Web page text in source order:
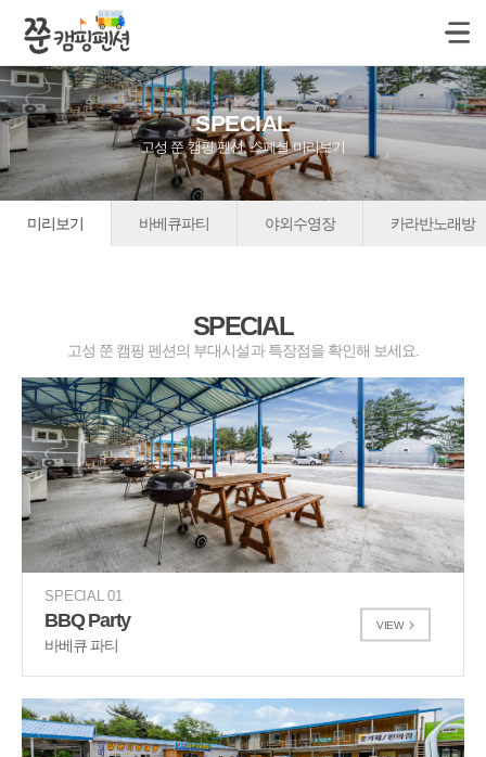
SPECIAL
고성 쭌 캠핑 펜션, 스페셜 미리보기
미리보기 바베큐파티 야외수영장 카라반노래방
SPECIAL
고성 쭌 캠핑 펜션의 부대시설과 특장점을 확인해 보세요.
SPECIAL 01
BBQ Party
바베큐 파티
VIEW